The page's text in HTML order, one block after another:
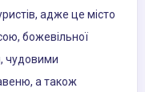
адже це місто
божевільної
чудовими
а також